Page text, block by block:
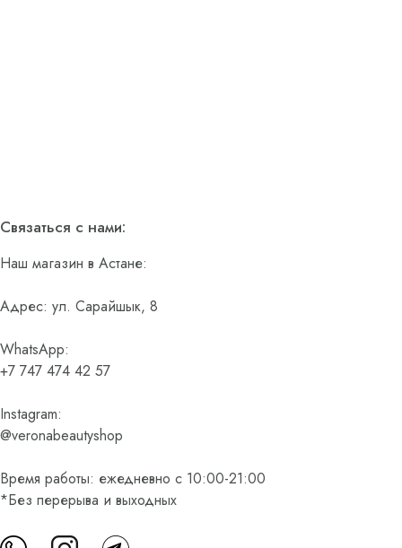
Связаться с нами:
Наш магазин в Астане:
Адрес: ул. Сарайшык, 8
WhatsApp:
+7 747 474 42 57
Instagram:
@veronabeautyshop
Время работы: ежедневно с 10:00-21:00
*Без перерыва и выходных